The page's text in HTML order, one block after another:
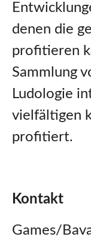
denen die
profitieren
Sammlung
Ludologie
vielfältigen
profitiert.
Kontakt
Games/